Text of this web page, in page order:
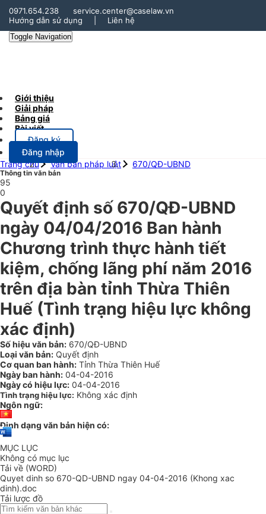
0971.654.238
service.center@caselaw.vn
Hướng dẫn sử dụng
Liên hệ
Toggle Navigation
Giới thiệu
Giải pháp
Bảng giá
Bài viết
Đăng ký
Đăng nhập
Trang chủ
Văn bản pháp luật 670/QĐ-UBND
Thông tin văn bản
95
0
Quyết định số 670/QĐ-UBND
ngày 04/04/2016 Ban hành
Chương trình thực hành tiết
kiệm, chống lãng phí năm 2016
trên địa bàn tỉnh Thừa Thiên
Huế (Tình trạng hiệu lực không
xác định)
Số hiệu văn bản: 670/QĐ-UBND
Loại văn bản: Quyết định
Cơ quan ban hành: Tỉnh Thừa Thiên Huế
Ngày ban hành: 04-04-2016
Ngày có hiệu lực: 04-04-2016
Tình trạng hiệu lực: Không xác định
Ngôn ngữ:
Định dạng văn bản hiện có:
MỤC LỤC
Không có mục lục
Tải về (WORD)
Quyet dinh so 670-QD-UBND ngay 04-04-2016 (Khong xac
dinh).doc
Tải lược đồ